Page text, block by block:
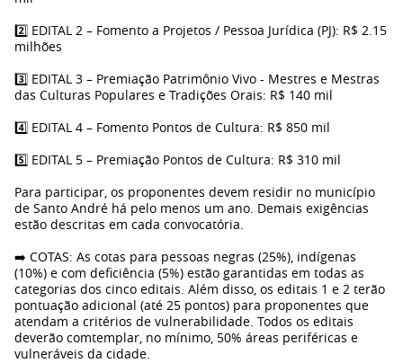
2️⃣ EDITAL 2 – Fomento a Projetos / Pessoa Jurídica (PJ): R$ 2.15
milhões
3️⃣ EDITAL 3 – Premiação Patrimônio Vivo - Mestres e Mestras
das Culturas Populares e Tradições Orais: R$ 140 mil
4️⃣ EDITAL 4 – Fomento Pontos de Cultura: R$ 850 mil
5️⃣ EDITAL 5 – Premiação Pontos de Cultura: R$ 310 mil
Para participar, os proponentes devem residir no município
de Santo André há pelo menos um ano. Demais exigências
estão descritas em cada convocatória.
➡️ COTAS: As cotas para pessoas negras (25%), indígenas
(10%) e com deficiência (5%) estão garantidas em todas as
categorias dos cinco editais. Além disso, os editais 1 e 2 terão
pontuação adicional (até 25 pontos) para proponentes que
atendam a critérios de vulnerabilidade. Todos os editais
deverão comtemplar, no mínimo, 50% áreas periféricas e
vulneráveis da cidade.